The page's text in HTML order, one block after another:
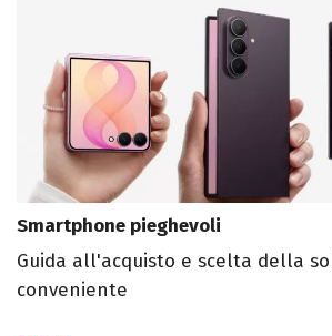
Smartphone pieghevoli
Guida all'acquisto e scelta della
conveniente